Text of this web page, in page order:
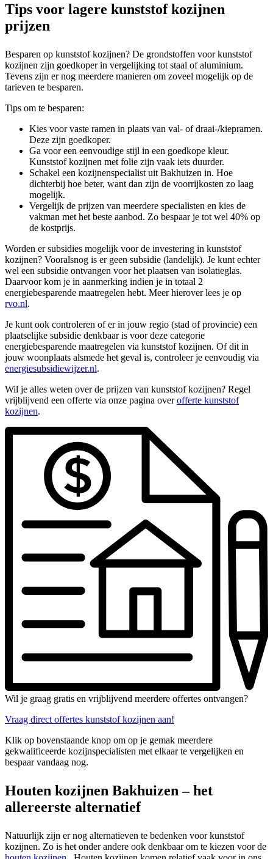
Tips voor lagere kunststof kozijnen
prijzen
Besparen op kunststof kozijnen? De grondstoffen voor kunststof
kozijnen zijn goedkoper in vergelijking tot staal of aluminium.
Tevens zijn er nog meerdere manieren om zoveel mogelijk op de
tarieven te besparen.
Tips om te besparen:
Kies voor vaste ramen in plaats van val- of draai-/kiepramen.
Deze zijn goedkoper.
Ga voor een eenvoudige stijl in een goedkope kleur.
Kunststof kozijnen met folie zijn vaak iets duurder.
Schakel een kozijnenspecialist uit Bakhuizen in. Hoe
dichterbij hoe beter, want dan zijn de voorrijkosten zo laag
mogelijk.
Vergelijk de prijzen van meerdere specialisten en kies de
vakman met het beste aanbod. Zo bespaar je tot wel 40% op
de kostprijs.
Worden er subsidies mogelijk voor de investering in kunststof
kozijnen? Vooralsnog is er geen subsidie (landelijk). Je kunt echter
wel een subsidie ontvangen voor het plaatsen van isolatieglas.
Daarvoor kom je in aanmerking indien je in totaal 2
energiebesparende maatregelen hebt. Meer hierover lees je op
rvo.nl.
Je kunt ook controleren of er in jouw regio (stad of provincie) een
plaatselijke subsidie denkbaar is voor deze categorie
energiebesparende maatregelen via kunststof kozijnen. Of dit in
jouw woonplaats alsmede het geval is, controleer je eenvoudig via
energiesubsidiewijzer.nl.
Wil je alles weten over de prijzen van kunststof kozijnen? Regel
vrijblijvend een offerte via onze pagina overofferte kunststof
kozijnen.
Wil je graag gratis en vrijblijvend meerdere offertes ontvangen?
Vraag direct offertes kunststof kozijnen aan!
Klik op bovenstaande knop om op je gemak meerdere
gekwalificeerde kozijnspecialisten met elkaar te vergelijken en
bespaar vandaag nog.
Houten kozijnen Bakhuizen – het
allereerste alternatief
Natuurlijk zijn er nog alternatieven te bedenken voor kunststof
kozijnen. Zo is het onder andere ook denkbaar om te kiezen voor de